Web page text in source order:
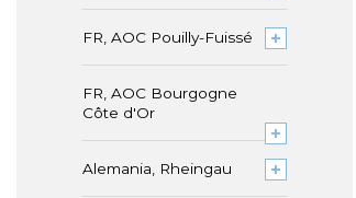
FR, AOC Pouilly-Fuissé
FR, AOC Bourgogne
Côte d'Or
Alemania, Rheingau